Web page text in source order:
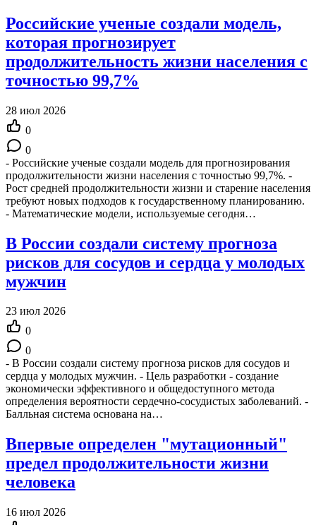
Российские ученые создали модель,
которая прогнозирует
продолжительность жизни населения с
точностью 99,7%
28 июл 2026
0
0
- Российские ученые создали модель для прогнозирования
продолжительности жизни населения с точностью 99,7%. -
Рост средней продолжительности жизни и старение населения
требуют новых подходов к государственному планированию.
- Математические модели, используемые сегодня…
В России создали систему прогноза
рисков для сосудов и сердца у молодых
мужчин
23 июл 2026
0
0
- В России создали систему прогноза рисков для сосудов и
сердца у молодых мужчин. - Цель разработки - создание
экономически эффективного и общедоступного метода
определения вероятности сердечно-сосудистых заболеваний. -
Балльная система основана на…
Впервые определен "мутационный"
предел продолжительности жизни
человека
16 июл 2026